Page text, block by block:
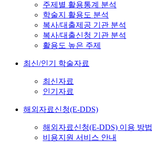
주제별 활용통계 분석
학술지 활용도 분석
복사/대출제공 기관 분석
복사/대출신청 기관 분석
활용도 높은 주제
최신/인기 학술자료
최신자료
인기자료
해외자료신청(E-DDS)
해외자료신청(E-DDS) 이용 방법
비용지원 서비스 안내